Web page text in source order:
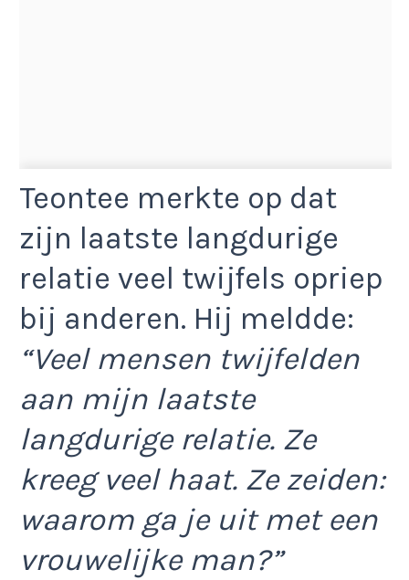
Teontee merkte op dat
zijn laatste langdurige
relatie veel twijfels opriep
bij anderen. Hij meldde:
“Veel mensen twijfelden
aan mijn laatste
langdurige relatie. Ze
kreeg veel haat. Ze zeiden:
waarom ga je uit met een
vrouwelijke man?”